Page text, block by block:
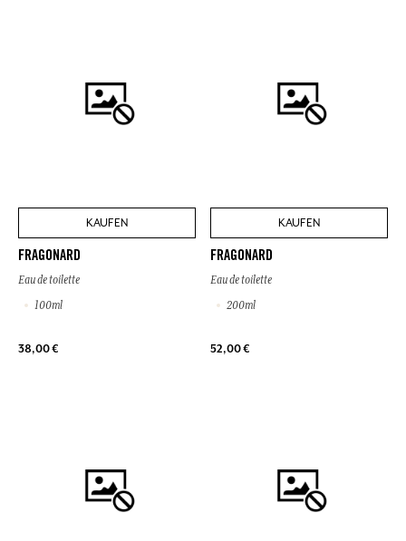
KAUFEN
FRAGONARD
Eau de toilette
100ml
38,00 €
KAUFEN
FRAGONARD
Eau de toilette
200ml
52,00 €